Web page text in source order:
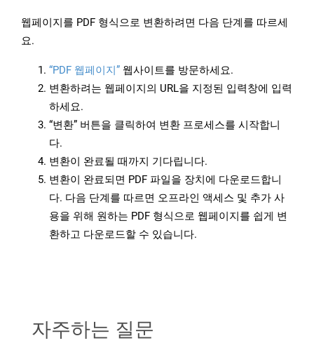
웹페이지를 PDF 형식으로 변환하려면 다음 단계를 따르세
요.
“PDF 웹페이지” 웹사이트를 방문하세요.
변환하려는 웹페이지의 URL을 지정된 입력창에 입력
하세요.
“변환” 버튼을 클릭하여 변환 프로세스를 시작합니
다.
변환이 완료될 때까지 기다립니다.
변환이 완료되면 PDF 파일을 장치에 다운로드합니
다. 다음 단계를 따르면 오프라인 액세스 및 추가 사
용을 위해 원하는 PDF 형식으로 웹페이지를 쉽게 변
환하고 다운로드할 수 있습니다.
자주하는 질문